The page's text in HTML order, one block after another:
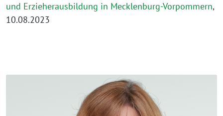
und Erzieherausbildung in Mecklenburg-Vorpommern,
10.08.2023